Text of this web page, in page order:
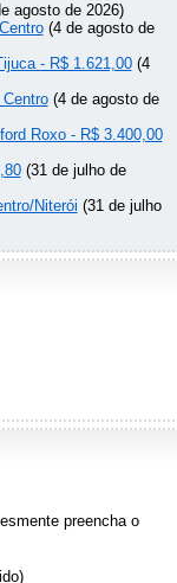
agosto de 2026)
(4 de agosto de
- R$ 1.621,00(4
(4 de agosto de
Roxo - R$ 3.400,00
(31 de julho de
Niterói (31 de julho
preencha o